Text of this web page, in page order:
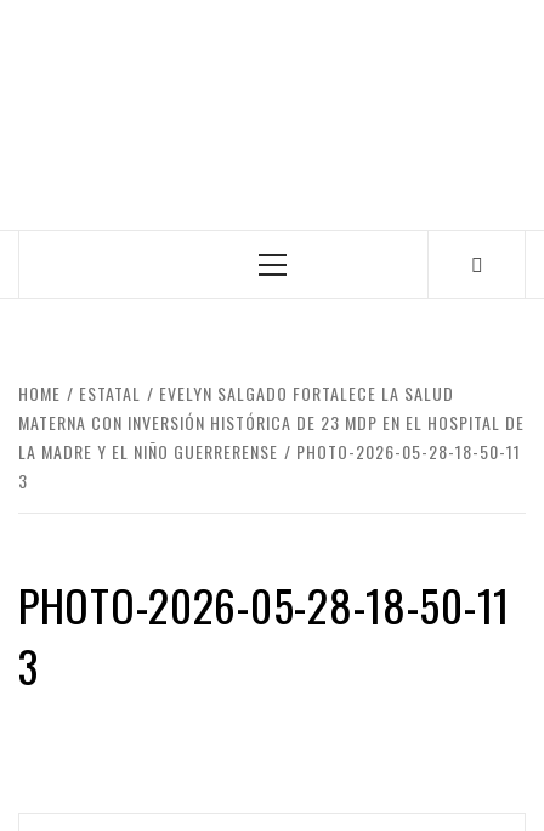
Primary
HOME ESTATAL
EVELYN SALGADO FORTALECE LA SALUD
MATERNA CON INVERSIÓN HISTÓRICA DE 23 MDP EN EL HOSPITAL DE
LA MADRE Y EL NIÑO GUERRERENSE
PHOTO-2026-05-28-18-50-11
3
PHOTO-2026-05-28-18-50-11
3